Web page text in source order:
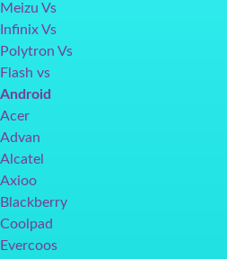
Meizu Vs
Infinix Vs
Polytron Vs
Flash vs
Android
Acer
Advan
Alcatel
Axioo
Blackberry
Coolpad
Evercoos